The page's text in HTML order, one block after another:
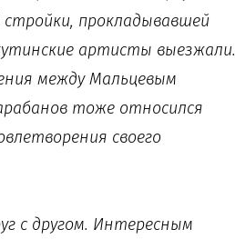
стройки, прокладывавшей
артисты выезжали.
между Мальцевым
тоже относился
своего
с другом. Интересным